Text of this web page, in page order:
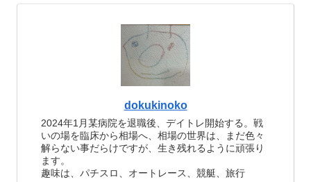
dokukinoko
2024年1月某病院を退職後、デイトレ開始する。戦
いの場を臨床から相場へ、相場の世界は、まだ色々
解らない事だらけですが、生き残れるように頑張り
ます。
趣味は、パチスロ、オートレース、競艇、旅行